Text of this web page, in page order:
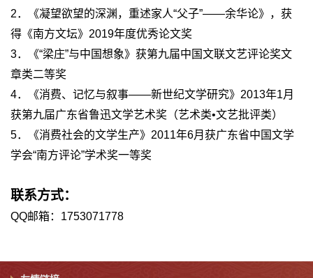
2．《凝望欲望的深渊，重述家人“父子”——余华论》，获
得《南方文坛》2019年度优秀论文奖
3．《“梁庄”与中国想象》获第九届中国文联文艺评论奖文
章类二等奖
4．《消费、记忆与叙事——新世纪文学研究》2013年1月
获第九届广东省鲁迅文学艺术奖（艺术类•文艺批评类）
5．《消费社会的文学生产》2011年6月获广东省中国文学
学会“南方评论”学术奖一等奖
联系方式：
QQ邮箱：1753071778